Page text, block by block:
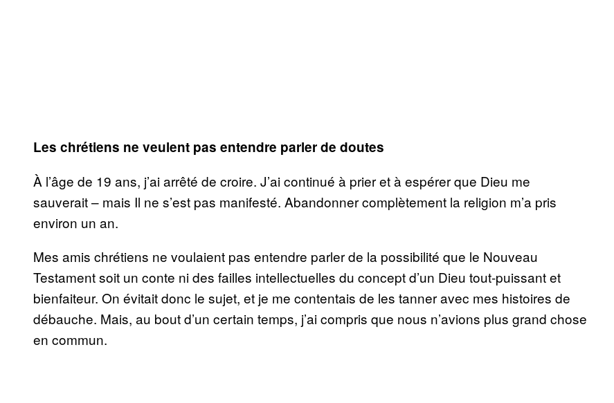
Les chrétiens ne veulent pas entendre parler de doutes
À l’âge de 19 ans, j’ai arrêté de croire. J’ai continué à prier et à espérer que Dieu me
sauverait – mais Il ne s’est pas manifesté. Abandonner complètement la religion m’a pris
environ un an.
Mes amis chrétiens ne voulaient pas entendre parler de la possibilité que le Nouveau
Testament soit un conte ni des failles intellectuelles du concept d’un Dieu tout-puissant et
bienfaiteur. On évitait donc le sujet, et je me contentais de les tanner avec mes histoires de
débauche. Mais, au bout d’un certain temps, j’ai compris que nous n’avions plus grand chose
en commun.